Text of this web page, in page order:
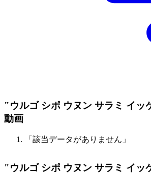
"ウルゴ シポ ウヌン サラミ イッ
動画
「該当データがありません」
"ウルゴ シポ ウヌン サラミ イッ